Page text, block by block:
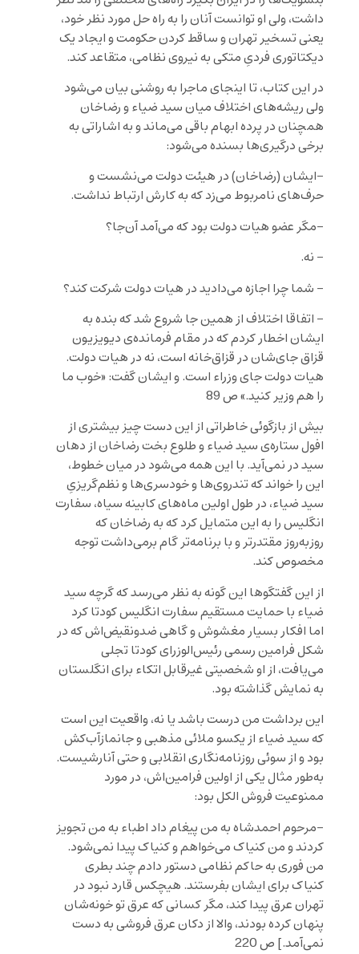
داشت، ولی او توانست آنان را به راه حل مورد نظر خود،
یعنی تسخیر تهران و ساقط کردن حکومت و ایجاد یک
دیکتاتوری فردیِ متکی به نیروی نظامی، متقاعد کند.
در این کتاب، تا اینجای ماجرا به روشنی بیان می‌شود
ولی ریشه‌های اختلاف میان سید ضیاء و رضاخان
همچنان در پرده ابهام باقی می‌ماند و به اشاراتی به
برخی درگیری‌ها بسنده می‌شود:
-ایشان (رضاخان) در هیئت دولت می‌نشست و
حرف‌های نامربوط می‌زد که به کارش ارتباط نداشت.
-مگر عضو هیات دولت بود که می‌آمد آن‌جا؟
– نه.
– شما چرا اجازه می‌دادید در هیات دولت شرکت کند؟
– اتفاقا اختلاف از همین جا شروع شد که بنده به
ایشان اخطار کردم که در مقام فرمانده‌ی دیویزیون
قزاق جای‌شان در قزاق‌خانه است، نه در هیات دولت.
هیات دولت جای وزراء است. و ایشان گفت: «خوب ما
را هم وزیر کنید.» ص 89
بیش از بازگوئی خاطراتی از این دست چیز بیشتری از
افول ستاره‌ی سید ضیاء و طلوع بخت رضاخان از دهان
سید در نمی‌آید. با این همه می‌شود در میان خطوط،
این را خواند که تندروی‌ها و خودسری‌ها و نظم‌گریزیِ
سید ضیاء، در طول اولین ماه‌های کابینه سیاه، سفارت
انگلیس را به این متمایل کرد که به رضاخان که
روز‌به‌روز مقتدرتر و با برنامه‌تر گام برمی‌داشت توجه
مخصوص کند.
از این گفتگوها این گونه به نظر می‌رسد که گرچه سید
ضیاء با حمایت مستقیم سفارت انگلیس کودتا کرد
اما افکار بسیار مغشوش و گاهی ضدونقیض‌اش که در
شکل فرامین رسمی رئیس‌الوزرای کودتا تجلی
می‌یافت، از او شخصیتی غیرقابل اتکاء برای انگلستان
به نمایش گذاشته بود.
این برداشت من درست باشد یا نه، واقعیت این است
که سید ضیاء از یکسو ملائی مذهبی و جانمازآب‌کش
بود و از سوئی روزنامه‌نگاری انقلابی و حتی آنارشیست.
به‌طور مثال یکی از اولین فرامین‌اش، در مورد
ممنوعیت فروش الکل بود:
-مرحوم احمدشاه به من پیغام داد اطباء به من تجویز
کردند و من کنیاک می‌خواهم و کنیاک پیدا نمی‌شود.
من فوری به حاکم نظامی دستور دادم چند بطری
کنیاک برای ایشان بفرستند. هیچکس قارد نبود در
تهران عرق پیدا کند، مگر کسانی که عرق تو خونه‌شان
پنهان کرده بودند، والا از دکان عرق فروشی به دست
نمی‌آمد.] ص 220